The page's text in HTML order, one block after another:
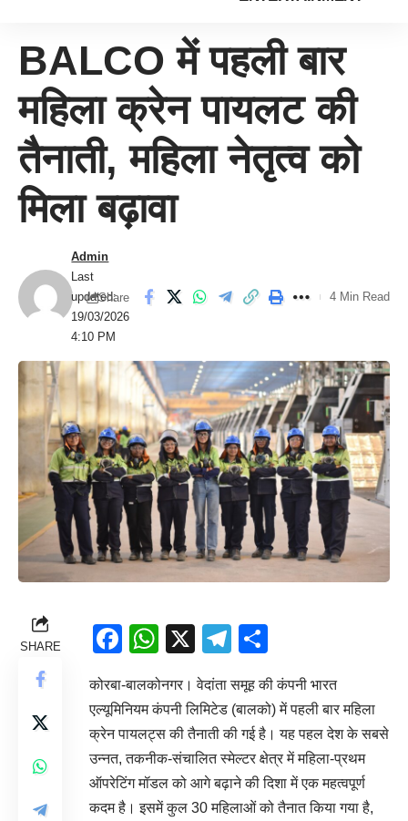
BALCO में पहली बार
महिला क्रेन पायलट की
तैनाती, महिला नेतृत्व को
मिला बढ़ावा
Last
updated:
19/03/2026
4:10 PM
Admin
Share 4 Min Read
SHARE Facebook
WhatsApp
X Telegram
कोरबा-बालकोनगर। वेदांता समूह की कंपनी भारत
एल्यूमिनियम कंपनी लिमिटेड (बालको) में पहली बार महिला
क्रेन पायलट्स की तैनाती की गई है। यह पहल देश के सबसे
उन्नत, तकनीक-संचालित स्मेल्टर क्षेत्र में महिला-प्रथम
ऑपरेटिंग मॉडल को आगे बढ़ाने की दिशा में एक महत्वपूर्ण
कदम है। इसमें कुल 30 महिलाओं को तैनात किया गया है,